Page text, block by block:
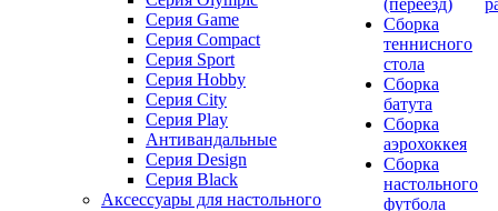
Серия Game
Серия Compact
Серия Sport
Серия Hobby
Серия City
Серия Play
Антивандальные
Серия Design
Серия Black
Аксессуары для настольного
(переезд)
Сборка
теннисного
стола
Сборка
батута
Сборка
аэрохоккея
Сборка
настольного
футбола